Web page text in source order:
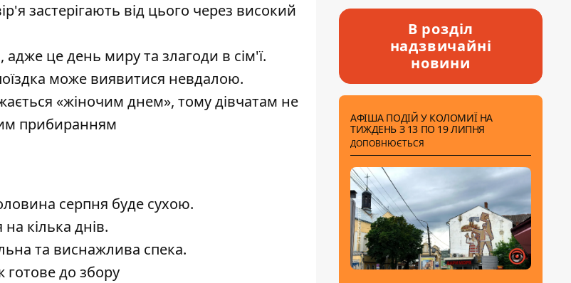
застерігають від цього через високий
це день миру та злагоди в сім'ї.
може виявитися невдалою.
«жіночим днем», тому дівчатам не
прибиранням
серпня буде сухою.
кілька днів.
та виснажлива спека.
готове до збору
В розділ
надзвичайні
новини
АФІША ПОДІЙ У КОЛОМИЇ НА
ТИЖДЕНЬ З 13 ПО 19 ЛИПНЯ
ДОПОВНЮЄТЬСЯ